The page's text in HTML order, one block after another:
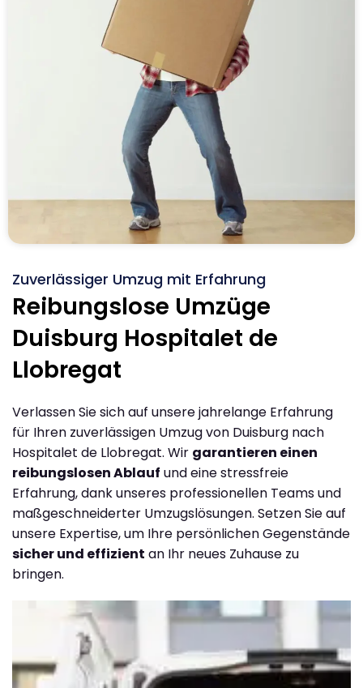
Zuverlässiger Umzug mit Erfahrung
Reibungslose Umzüge
Duisburg Hospitalet de
Llobregat
Verlassen Sie sich auf unsere jahrelange Erfahrung
für Ihren zuverlässigen Umzug von Duisburg nach
Hospitalet de Llobregat. Wir garantieren einen
reibungslosen Ablauf und eine stressfreie
Erfahrung, dank unseres professionellen Teams und
maßgeschneiderter Umzugslösungen. Setzen Sie auf
unsere Expertise, um Ihre persönlichen Gegenstände
sicher und effizient an Ihr neues Zuhause zu
bringen.